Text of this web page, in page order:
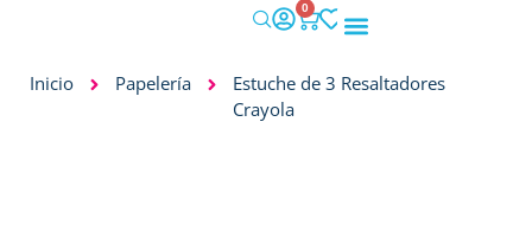
0
Inicio Papelería
Estuche de 3 Resaltadores
Crayola